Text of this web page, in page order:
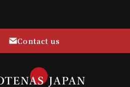
Contact us